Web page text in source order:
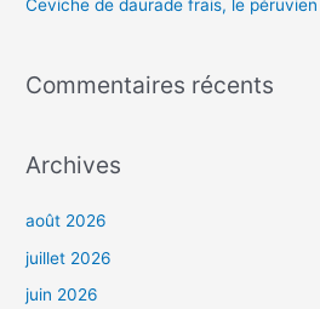
Ceviche de daurade frais, le
Commentaires récents
Archives
août 2026
juillet 2026
juin 2026